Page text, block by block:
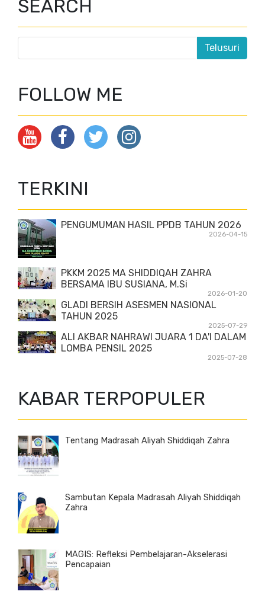
SEARCH
FOLLOW ME
TERKINI
PENGUMUMAN HASIL PPDB TAHUN 2026
2026-04-15
PKKM 2025 MA SHIDDIQAH ZAHRA
BERSAMA IBU SUSIANA, M.Si
2026-01-20
GLADI BERSIH ASESMEN NASIONAL
TAHUN 2025
2025-07-29
ALI AKBAR NAHRAWI JUARA 1 DA'I DALAM
LOMBA PENSIL 2025
2025-07-28
KABAR TERPOPULER
Tentang Madrasah Aliyah Shiddiqah Zahra
Sambutan Kepala Madrasah Aliyah Shiddiqah
Zahra
MAGIS: Refleksi Pembelajaran-Akselerasi
Pencapaian